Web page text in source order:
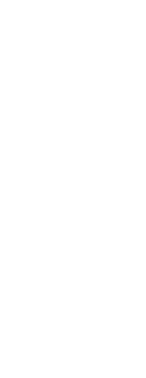
会议精
理办法》一月份媒体广告发
召开
重庆索银桥氯酸盐有
司立人资格的公告-
道_同花顺财经
动态
闻_大众网
司注销代理
咨询-华律网
告-中国保监会江苏监
专业代办_北京公司注
师事务所有限责任公司
司注销-吊销转注销-